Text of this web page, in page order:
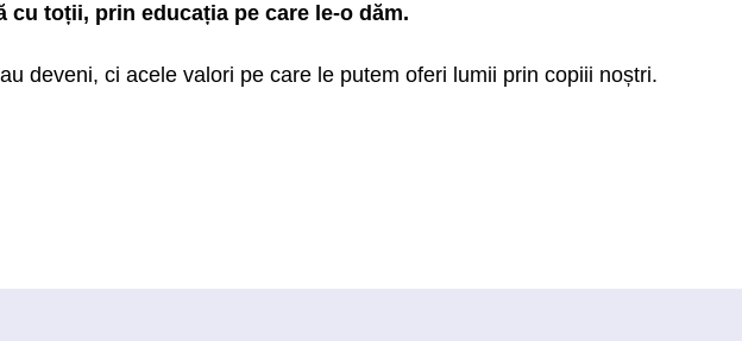
toții, prin educația pe care le-o dăm.
deveni, ci acele valori pe care le putem oferi lumii prin copiii noștri.